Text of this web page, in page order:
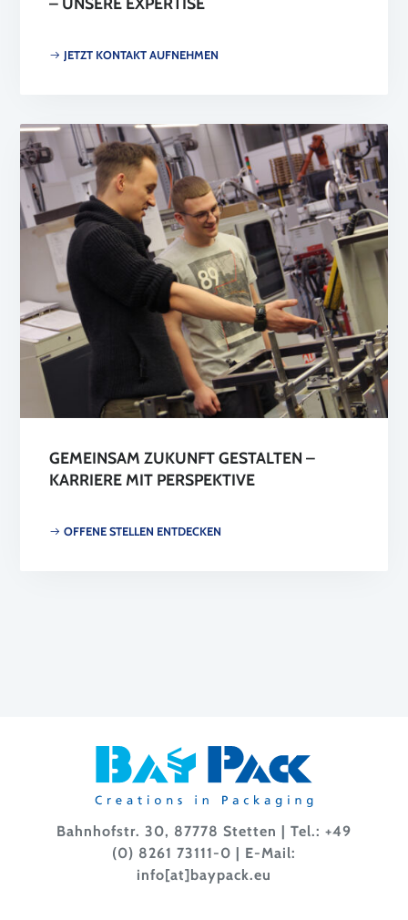
JETZT KONTAKT AUFNEHMEN
GEMEINSAM ZUKUNFT GESTALTEN –
KARRIERE MIT PERSPEKTIVE
OFFENE STELLEN ENTDECKEN
Bahnhofstr. 30, 87778 Stetten | Tel.: +49
(0) 8261 73111-0 | E-Mail:
info[at]baypack.eu